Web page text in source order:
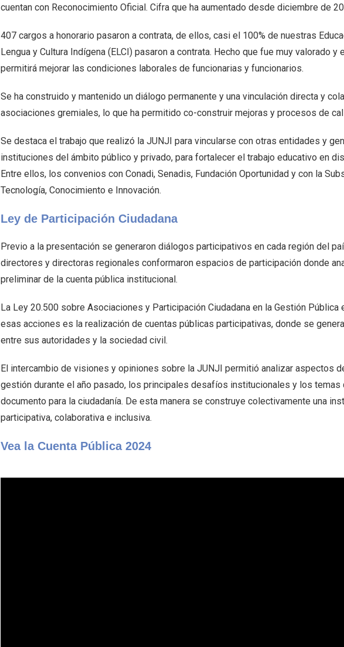
cuentan con Reconocimiento Oficial. Cifra que ha aumentado desde diciembre de
407 cargos a honorario pasaron a contrata, de ellos, casi el 100% de nuestras
Lengua y Cultura Indígena (ELCI) pasaron a contrata. Hecho que fue muy valorado y
permitirá mejorar las condiciones laborales de funcionarias y funcionarios.
Se ha construido y mantenido un diálogo permanente y una vinculación directa y
asociaciones gremiales, lo que ha permitido co-construir mejoras y procesos de
Se destaca el trabajo que realizó la JUNJI para vincularse con otras entidades y
instituciones del ámbito público y privado, para fortalecer el trabajo educativo en
Entre ellos, los convenios con Conadi, Senadis, Fundación Oportunidad y con la
Tecnología, Conocimiento e Innovación.
Ley de Participación Ciudadana
Previo a la presentación se generaron diálogos participativos en cada región del
directores y directoras regionales conformaron espacios de participación donde
preliminar de la cuenta pública institucional.
La Ley 20.500 sobre Asociaciones y Participación Ciudadana en la Gestión Pública
esas acciones es la realización de cuentas públicas participativas, donde se
entre sus autoridades y la sociedad civil.
El intercambio de visiones y opiniones sobre la JUNJI permitió analizar aspectos
gestión durante el año pasado, los principales desafíos institucionales y los temas
documento para la ciudadanía. De esta manera se construye colectivamente una
participativa, colaborativa e inclusiva.
Vea la Cuenta Pública 2024